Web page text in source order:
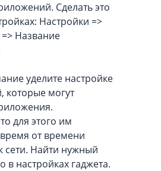
Сделать это
Настройки =>
Название
уделите настройке
которые могут
для этого им
от времени
сети. Найти нужный
в настройках гаджета.